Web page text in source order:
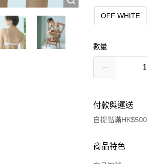
OFF WHITE
數量
付款與運送
自提點滿
付款方式
商品特色